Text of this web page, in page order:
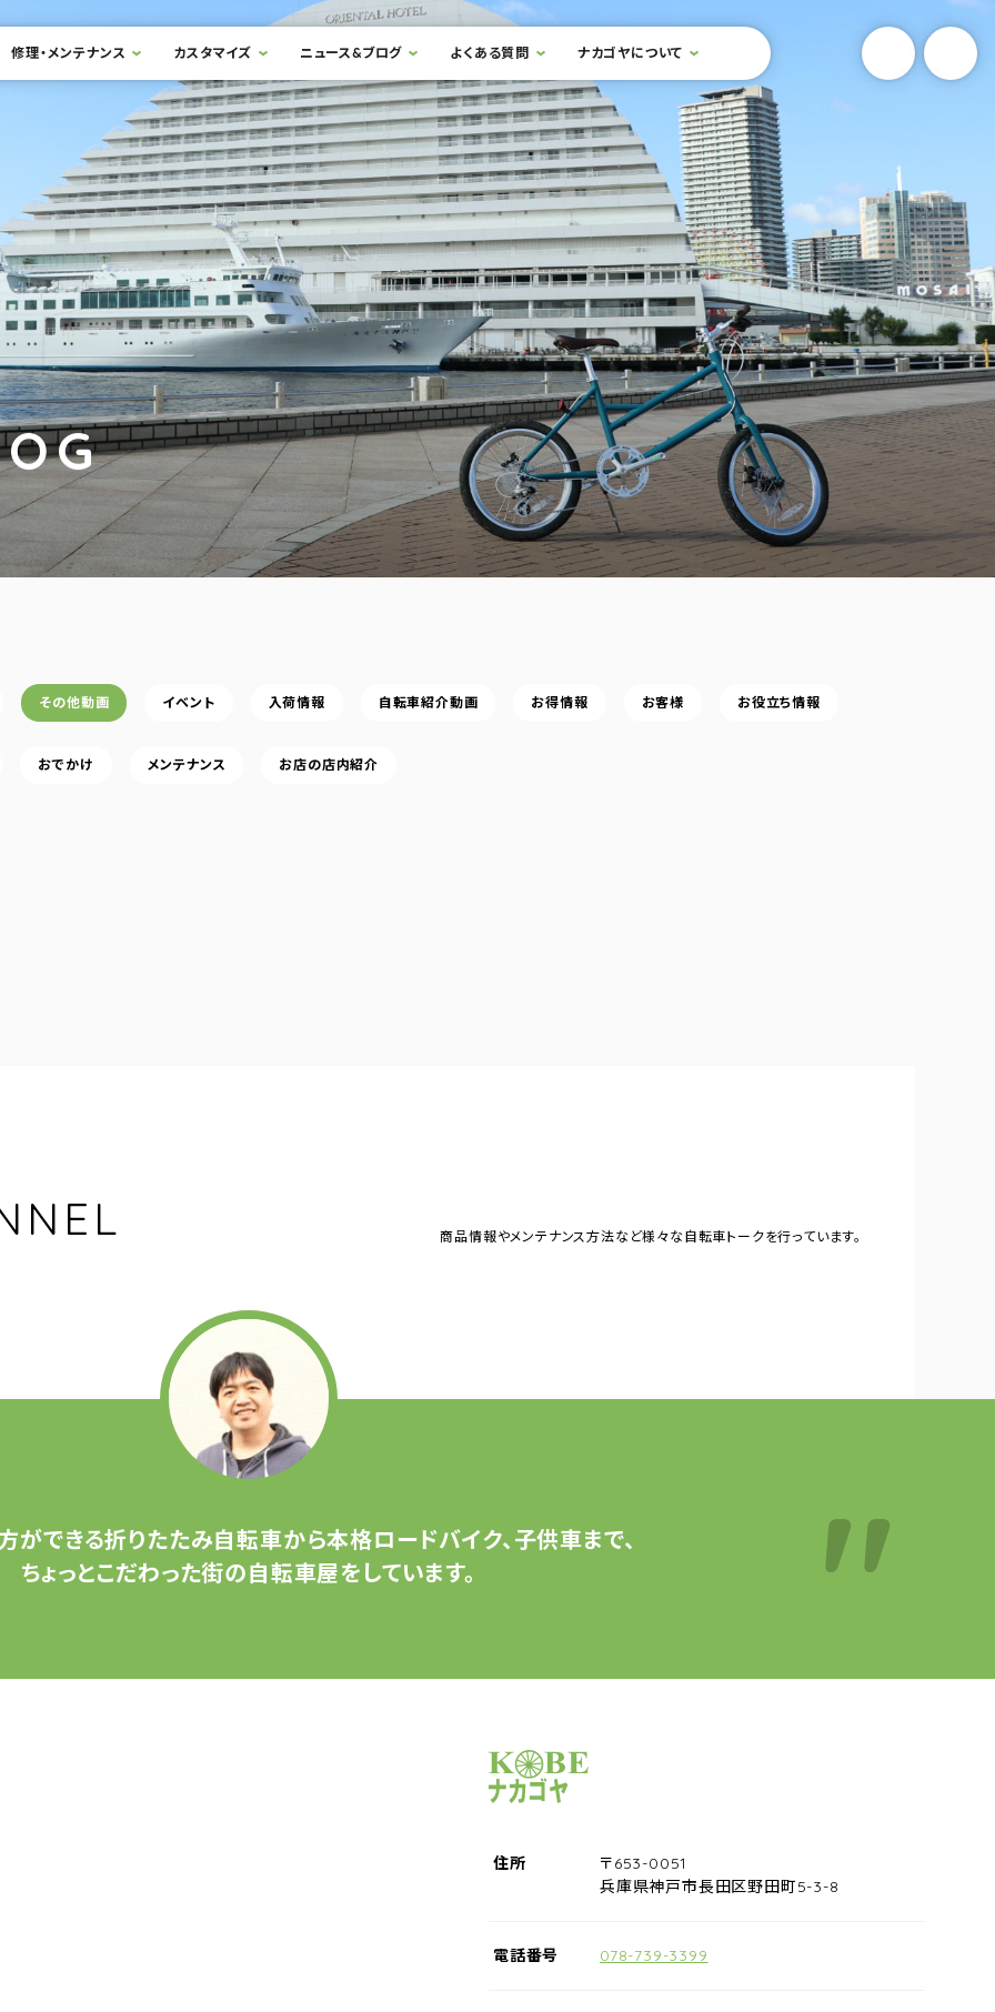
修理・メンテナンス カスタマイズ ニュース&ブログ よくある質問 ナカゴヤについて 検索フォームを開閉する YouTube
その他動画 イベント 入荷情報 自転車紹介動画 お得情報 お客様 お役立ち情報
おでかけ メンテナンス お店の店内紹介
商品情報やメンテナンス方法など様々な自転車トークを行っています。
ができる折りたたみ自転車から本格ロードバイク、子供車まで、
ちょっとこだわった街の自転車屋をしています。
サイクルショップナカゴヤ
住所
〒653-0051
兵庫県神戸市長田区野田町5-3-8
電話番号 078-739-3399